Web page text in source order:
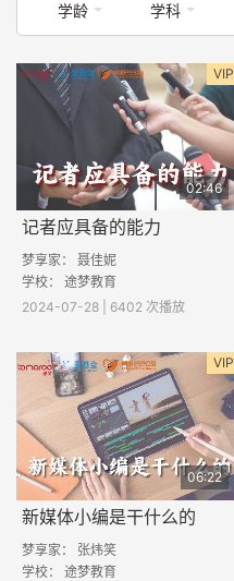
学龄 学科
VIP
02:46
记者应具备的能力
梦享家： 聂佳妮
学校： 途梦教育
2024-07-28 | 6402 次播放
VIP
06:22
新媒体小编是干什么的
梦享家： 张炜笑
学校： 途梦教育